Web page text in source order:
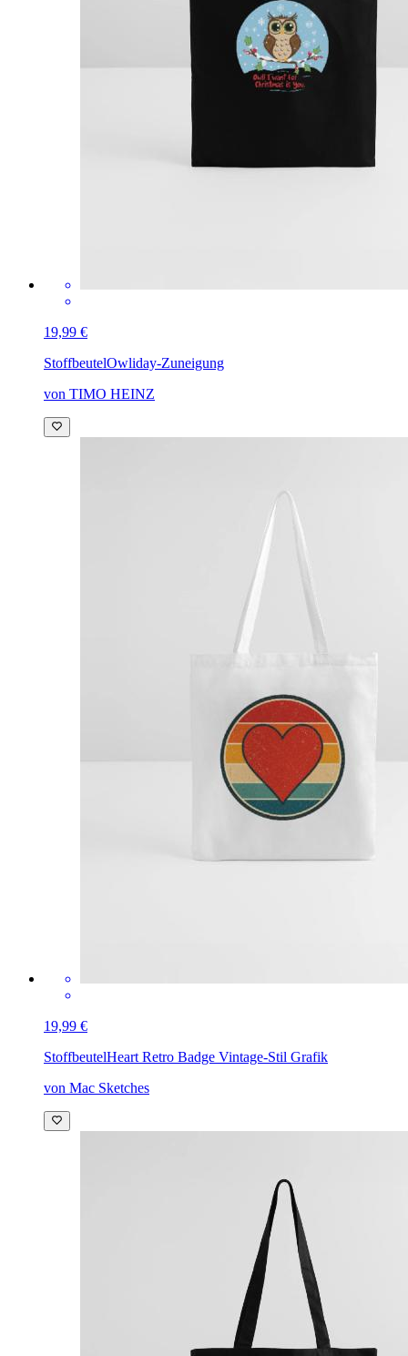
19,99 €
StoffbeutelOwliday-Zuneigung
von TIMO HEINZ
19,99 €
StoffbeutelHeart Retro Badge Vintage-Stil Grafik
von Mac Sketches